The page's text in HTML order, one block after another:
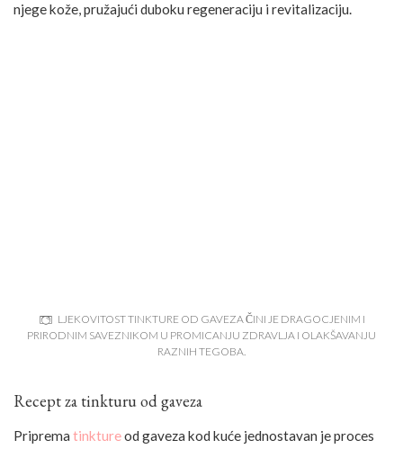
njege kože, pružajući duboku regeneraciju i revitalizaciju.
LJEKOVITOST TINKTURE OD GAVEZA ČINI JE DRAGOCJENIM I
PRIRODNIM SAVEZNIKOM U PROMICANJU ZDRAVLJA I OLAKŠAVANJU
RAZNIH TEGOBA.
Recept za tinkturu od gaveza
Priprema tinktureod gaveza kod kuće jednostavan je proces